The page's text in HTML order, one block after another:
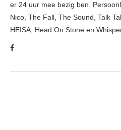
er 24 uur mee bezig ben.
Nico, The Fall, The Sound, Talk
HEISA, Head On Stone en